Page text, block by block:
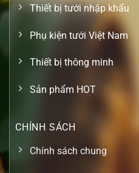
Thiết bị tưới nhập khẩu
Phụ kiện tưới Việt Nam
Thiết bị thông minh
Sản phẩm HOT
CHÍNH SÁCH
Chính sách chung